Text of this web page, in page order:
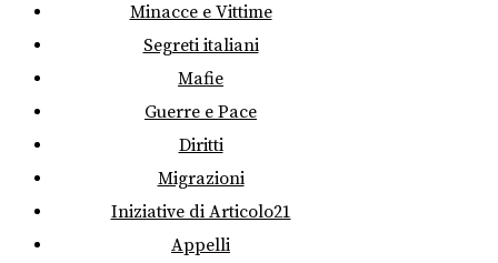
Minacce e Vittime
Segreti italiani
Mafie
Guerre e Pace
Diritti
Migrazioni
Iniziative di Articolo21
Appelli